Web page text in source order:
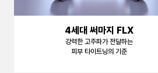
4세대 써마지 FLX
강력한 고주파가 전달하는
피부 타이트닝의 기준